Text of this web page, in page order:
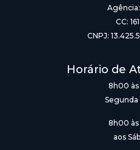
Agência:
CC:
CNPJ:
Horário de
8h00 às
Segunda
8h00 às
aos